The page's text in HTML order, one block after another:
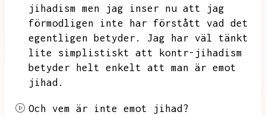
jihadism men jag inser nu att jag
förmodligen inte har förstått vad det
egentligen betyder.
Jag har väl tänkt
lite simplistiskt att kontr-jihadism
betyder helt enkelt att man är emot
jihad.
Och vem är inte emot jihad?